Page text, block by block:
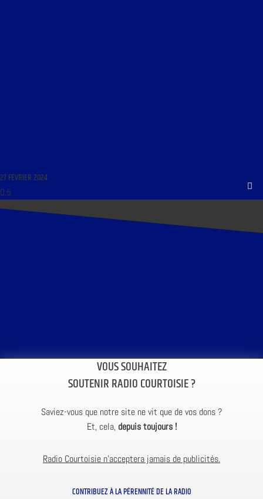
27 FÉVRIER 2024
VOUS SOUHAITEZ
SOUTENIR RADIO COURTOISIE ?
Saviez-vous que notre site ne vit que de vos dons ?
Et, cela, depuis toujours !
Radio Courtoisie n’acceptera jamais de publicités.
CONTRIBUEZ À LA PÉRENNITÉ DE LA RADIO